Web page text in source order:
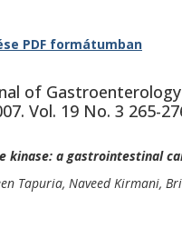
PDF formátumban
of
Vol. 19 No. 3 265-
kinase: a gastrointestinal
Tapuria, Naveed Kirmani,